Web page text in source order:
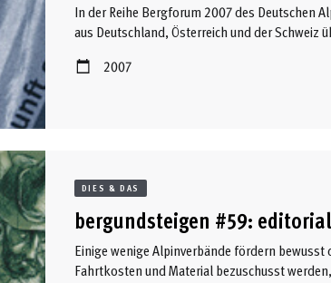
In der Reihe Bergforum 2007 des Deutschen
aus Deutschland, Österreich und der Schweiz
München und beteiligten sich rege an der
2007
DIES & DAS
bergundsteigen #59: editorial
Einige wenige Alpinverbände fördern
Fahrtkosten und Material bezuschusst